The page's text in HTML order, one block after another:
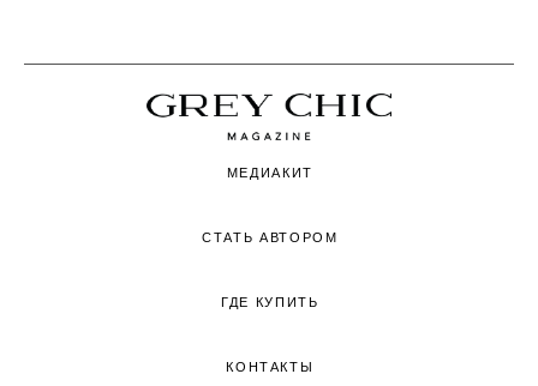
МЕДИАКИТ
СТАТЬ АВТОРОМ
ГДЕ КУПИТЬ
КОНТАКТЫ